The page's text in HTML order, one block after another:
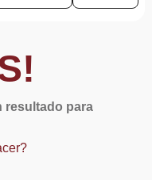
resultado para